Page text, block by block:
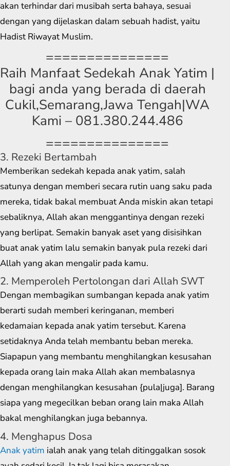
akan terhindar dari musibah serta bahaya, sesuai
dengan yang dijelaskan dalam sebuah hadist, yaitu
Hadist Riwayat Muslim.
===============
Raih Manfaat Sedekah Anak Yatim |
bagi anda yang berada di daerah
Cukil,Semarang,Jawa Tengah|WA
Kami – 081.380.244.486
===============
3. Rezeki Bertambah
Memberikan sedekah kepada anak yatim, salah
satunya dengan memberi secara rutin uang saku pada
mereka, tidak bakal membuat Anda miskin akan tetapi
sebaliknya, Allah akan menggantinya dengan rezeki
yang berlipat. Semakin banyak aset yang disisihkan
buat anak yatim lalu semakin banyak pula rezeki dari
Allah yang akan mengalir pada kamu.
2. Memperoleh Pertolongan dari Allah SWT
Dengan membagikan sumbangan kepada anak yatim
berarti sudah memberi keringanan, memberi
kedamaian kepada anak yatim tersebut. Karena
setidaknya Anda telah membantu beban mereka.
Siapapun yang membantu menghilangkan kesusahan
kepada orang lain maka Allah akan membalasnya
dengan menghilangkan kesusahan {pula|juga]. Barang
siapa yang megecilkan beban orang lain maka Allah
bakal menghilangkan juga bebannya.
4. Menghapus Dosa
Anak yatim ialah anak yang telah ditinggalkan sosok